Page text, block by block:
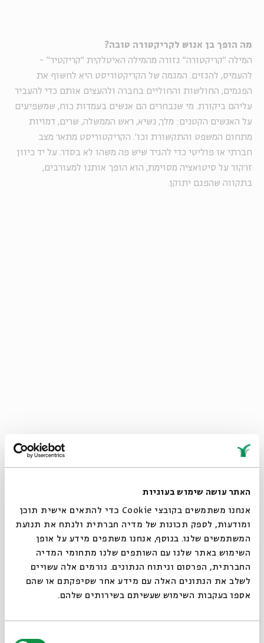
האתר עושה שימוש בעוגיות
אנחנו משתמשים בקובצי Cookie כדי להתאים אישית תוכן
ומודעות, לספק תכונות של מדיה חברתית ולנתח את תנועת
המשתמשים שלנו. בנוסף, אנחנו משתפים מידע על אופן
השימוש באתר שלנו עם השותפים שלנו מתחומי המדיה
החברתית, הפרסום וניתוח הנתונים. גורמים אלה עשויים
לשלב את הנתונים האלה עם מידע אחר שסיפקתם או שהם
אספו בעקבות השימוש שעשיתם בשירותים שלהם.
מה הופך בן אנוש לקריקטורה טובה?
המילה "קריקטורה" גזורה מהמילה האיטלקית "קריקטיר" -
להעמיס, להגזים. המגמה של הקריקטוריסט היא לחשוף את
הפגמים, החולשות והחוליים בחברה ולהעצים אותם כדי להעביר
עליהם ביקורת. מי שנבחרים הם אנשים בעמדות כוח, שמשפיעים
על האנשים הקטנים: מלך, נשיא, ראש הממשלה, שרים, דמויות
מתחום המשפט והתקשורת וכו'. הקריקטוריסט מתאר מצב
חברתי או פוליטי כדי להגיד שיש פה משהו לא בסדר. על יד כיוון
זרקור על סיטואציה מסוימת, הוא הופך אותנו למעורבים,
בתקווה שהפגם יתוקן.
באיזו מידה קריקטורה פוליטית אכן משפיעה?
שפעלו בשירותו הראו כמה היהודים דמוניים ומפלצתיים, וזה
נעשה כדי להכין את דעת הקהל לרצח העם. זה חלק מהחינוך
לשנאה. לצערי, אותו דבר קורה גם במדינות ערב. ברובן, חלק ניכר
מהאוכלוסייה אינו יודע קרוא וכתוב, והקריקטורה מקבלת עוצמה
אדירה - אין צורך במילים, אפשר לקלוט את המסר בצורה הכי
סגור